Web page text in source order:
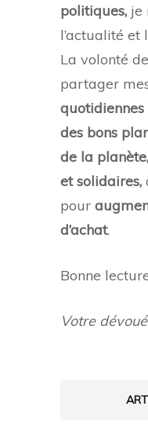
politiques, je
l’actualité et
La volonté
partager
quotidiennes
des bons
de la
et solidaires,
pour
d’achat.
Bonne
Votre